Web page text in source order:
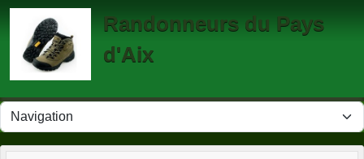
Randonneurs du Pays
d'Aix
Panneau de gestion des cookies